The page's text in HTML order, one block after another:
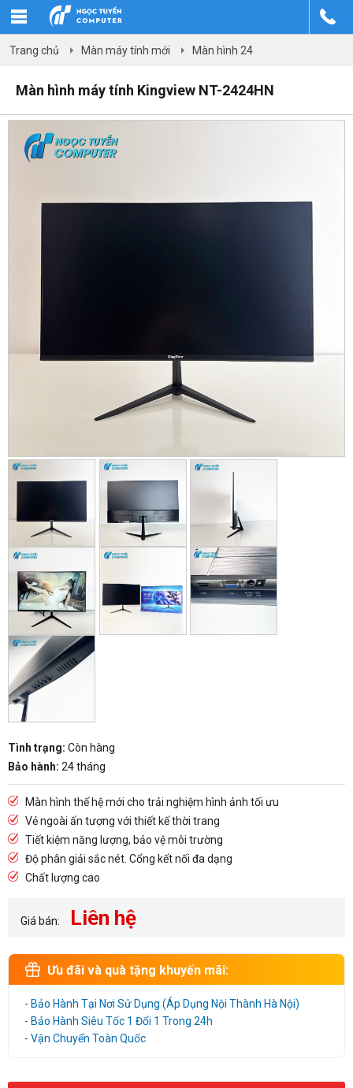
Trang chủ Màn máy tính mới Màn hình 24
Màn hình máy tính Kingview NT-2424HN
Tình trạng: Còn hàng
Bảo hành: 24 tháng
Màn hình thế hệ mới cho trải nghiệm hình ảnh tối ưu
Vẻ ngoài ấn tượng với thiết kế thời trang
Tiết kiệm năng lượng, bảo vệ môi trường
Độ phân giải sắc nét. Cổng kết nối đa dạng
Chất lượng cao
Giá bán: Liên hệ
Ưu đãi và quà tặng khuyến mãi:
- Bảo Hành Tại Nơi Sử Dụng (Áp Dụng Nội Thành Hà Nội)
- Bảo Hành Siêu Tốc 1 Đổi 1 Trong 24h
- Vận Chuyển Toàn Quốc